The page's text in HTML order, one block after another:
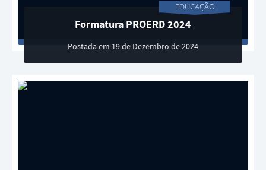
Formatura PROERD 2024
Postada em 19 de Dezembro de 2024
EDUCAÇÃO